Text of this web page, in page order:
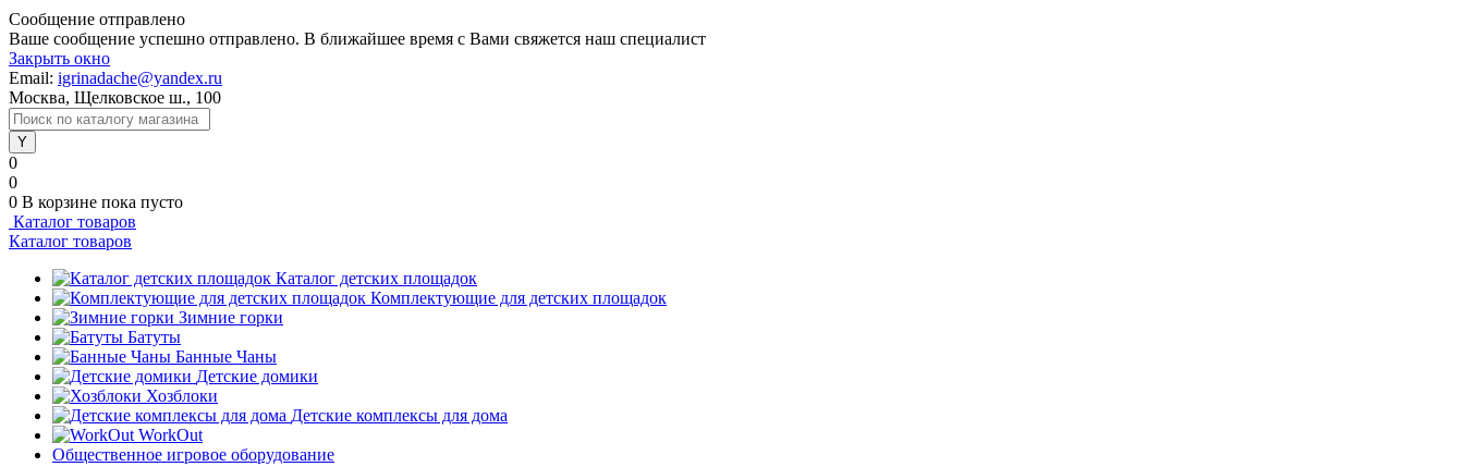
Сообщение отправлено
Ваше сообщение успешно отправлено. В ближайшее время с Вами свяжется наш специалист
Закрыть окно
Email: igrinadache@yandex.ru
Москва, Щелковское ш., 100
0
0
0 В корзине пока пусто
Каталог товаров
Каталог товаров
Каталог детских площадок
Комплектующие для детских площадок
Зимние горки
Батуты
Банные Чаны
Детские домики
Хозблоки
Детские комплексы для дома
WorkOut
Общественное игровое оборудование